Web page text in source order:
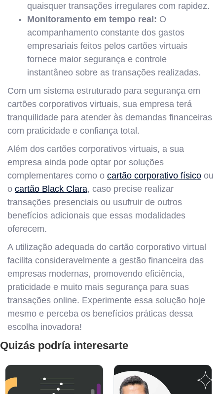
quaisquer transações irregulares com rapidez.
Monitoramento em tempo real: O
acompanhamento constante dos gastos
empresariais feitos pelos cartões virtuais
fornece maior segurança e controle
instantâneo sobre as transações realizadas.
Com um sistema estruturado para segurança em
cartões corporativos virtuais, sua empresa terá
tranquilidade para atender às demandas financeiras
com praticidade e confiança total.
Além dos cartões corporativos virtuais, a sua
empresa ainda pode optar por soluções
complementares como o cartão corporativo físico ou
o cartão Black Clara, caso precise realizar
transações presenciais ou usufruir de outros
benefícios adicionais que essas modalidades
oferecem.
A utilização adequada do cartão corporativo virtual
facilita consideravelmente a gestão financeira das
empresas modernas, promovendo eficiência,
praticidade e muito mais segurança para suas
transações online. Experimente essa solução hoje
mesmo e perceba os benefícios práticas dessa
escolha inovadora!
Quizás podría interesarte